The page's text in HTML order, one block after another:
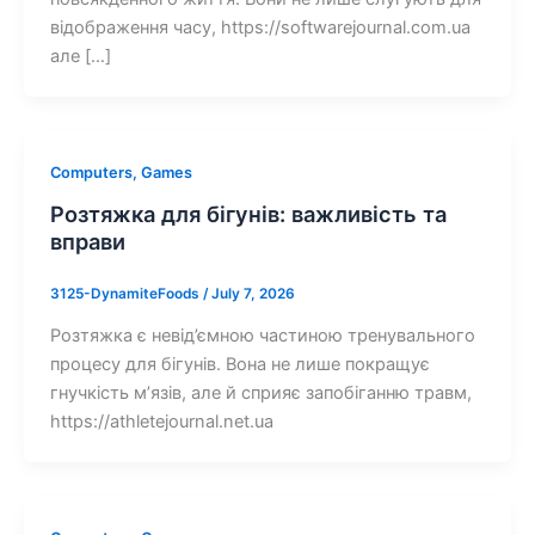
відображення часу, https://softwarejournal.com.ua
але […]
Computers, Games
Розтяжка для бігунів: важливість та
вправи
3125-DynamiteFoods /July 7, 2026
Розтяжка є невід’ємною частиною тренувального
процесу для бігунів. Вона не лише покращує
гнучкість м’язів, але й сприяє запобіганню травм,
https://athletejournal.net.ua